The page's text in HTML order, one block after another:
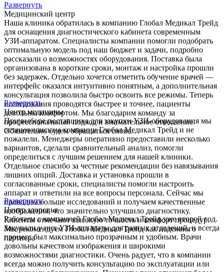
Развернуть
Медицинский центр
Наша клиника обратилась в компанию Глобал Медикал Трейд
для оснащения диагностического кабинета современным
УЗИ-аппаратом. Специалисты компании помогли подобрать
оптимальную модель под наш бюджет и задачи, подробно
рассказали о возможностях оборудования. Поставка была
организована в короткие сроки, монтаж и настройка прошли
без задержек. Отдельно хочется отметить обучение врачей —
интерфейс оказался интуитивно понятным, а дополнительная
консультация позволила быстро освоить все режимы. Теперь
исследования проводятся быстрее и точнее, пациенты
довольны комфортом. Мы благодарим команду за
профессиональный подход и внимательное отношение.
Обязательно будем обращаться снова.
Развернуть
Центр медицины
При выборе поставщика для закупки УЗИ-оборудования мы
остановились на компании Глобал Медикал Трейд и не
пожалели. Менеджеры оперативно предоставили несколько
вариантов, сделали сравнительный анализ, помогли
определиться с лучшим решением для нашей клиники.
Отдельное спасибо за честные рекомендации без навязывания
лишних опций. Доставка и установка прошли в
согласованные сроки, специалисты помогли настроить
аппарат и ответили на все вопросы персонала. Сейчас мы
проводим больше исследований и получаем качественные
изображения, что значительно улучшило диагностику.
Клиенты отмечают высокую точность и комфорт процедур.
Мы рекомендуем Глобал Медикал Трейд как надежного
партнера
Развернуть
Центр здоровья
Работаем с компанией Глобал Медикал Трейд уже второй год.
Закупали у них УЗИ-аппараты для разных отделений, и всегда
процесс был максимально прозрачным и удобным. Врачи
довольны качеством изображения и широкими
возможностями диагностики. Очень радует, что в компании
всегда можно получить консультацию по эксплуатации или